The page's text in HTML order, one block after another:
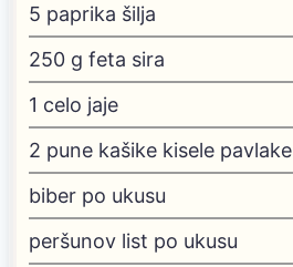
5 paprika šilja
250 g feta sira
1 celo jaje
2 pune kašike kisele pavlake
biber po ukusu
peršunov list po ukusu